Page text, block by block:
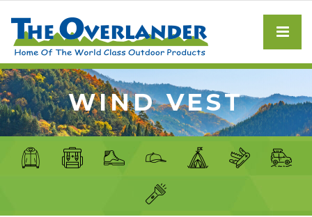
WIND VEST